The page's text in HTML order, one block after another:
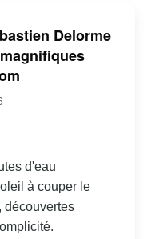
Delorme
d'eau
à couper le
découvertes